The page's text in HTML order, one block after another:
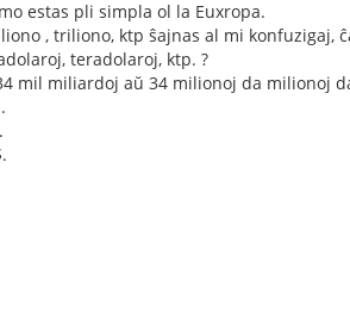
estas pli simpla ol la Euxropa.
, triliono, ktp ŝajnas al mi
teradolaroj, ktp. ?
mil miliardoj aŭ 34 milionoj da milionoj